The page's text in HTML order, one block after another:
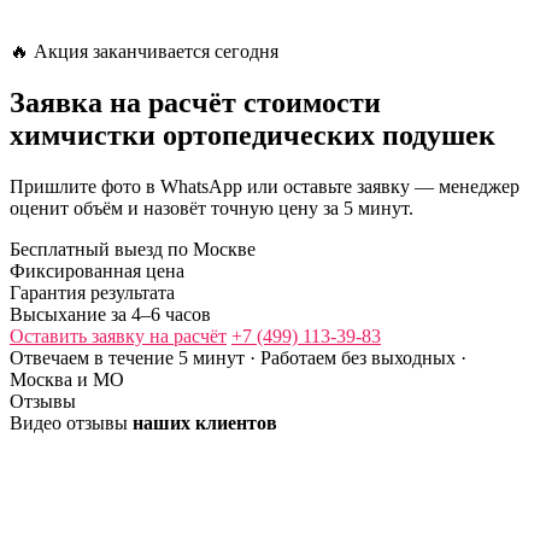
🔥 Акция заканчивается сегодня
Заявка на расчёт стоимости
химчистки ортопедических подушек
Пришлите фото в WhatsApp или оставьте заявку — менеджер
оценит объём и назовёт точную цену за 5 минут.
Бесплатный выезд по Москве
Фиксированная цена
Гарантия результата
Высыхание за 4–6 часов
Оставить заявку на расчёт +7 (499) 113-39-83
Отвечаем в течение 5 минут · Работаем без выходных ·
Москва и МО
Отзывы
Видео отзывы наших клиентов